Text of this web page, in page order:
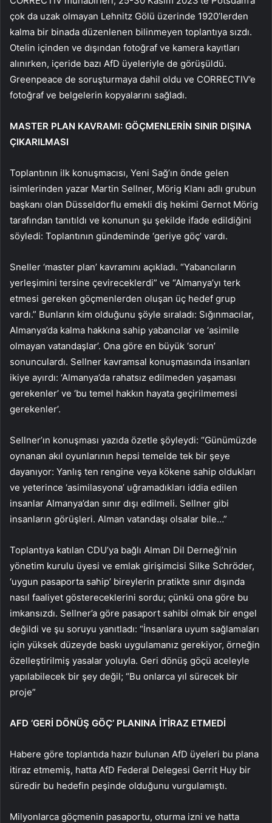
çok da uzak olmayan Lehnitz Gölü üzerinde 1920’lerden
kalma bir binada düzenlenen bilinmeyen toplantıya sızdı.
Otelin içinden ve dışından fotoğraf ve kamera kayıtları
alınırken, içeride bazı AfD üyeleriyle de görüşüldü.
Greenpeace de soruşturmaya dahil oldu ve CORRECTIV’e
fotoğraf ve belgelerin kopyalarını sağladı.
MASTER PLAN KAVRAMI: GÖÇMENLERİN SINIR DIŞINA
ÇIKARILMASI
Toplantının ilk konuşmacısı, Yeni Sağ’ın önde gelen
isimlerinden yazar Martin Sellner, Mörig Klanı adlı grubun
başkanı olan Düsseldorflu emekli diş hekimi Gernot Mörig
tarafından tanıtıldı ve konunun şu şekilde ifade edildiğini
söyledi: Toplantının gündeminde ‘geriye göç’ vardı.
Sneller ‘master plan’ kavramını açıkladı. “Yabancıların
yerleşimini tersine çevireceklerdi” ve “Almanya’yı terk
etmesi gereken göçmenlerden oluşan üç hedef grup
vardı.” Bunların kim olduğunu şöyle sıraladı: Sığınmacılar,
Almanya’da kalma hakkına sahip yabancılar ve ‘asimile
olmayan vatandaşlar’. Ona göre en büyük ‘sorun’
sonunculardı. Sellner kavramsal konuşmasında insanları
ikiye ayırdı: ‘Almanya’da rahatsız edilmeden yaşaması
gerekenler’ ve ‘bu temel hakkın hayata geçirilmemesi
gerekenler’.
Sellner’ın konuşması yazıda özetle şöyleydi: “Günümüzde
oynanan akıl oyunlarının hepsi temelde tek bir şeye
dayanıyor: Yanlış ten rengine veya kökene sahip oldukları
ve yeterince ‘asimilasyona’ uğramadıkları iddia edilen
insanlar Almanya’dan sınır dışı edilmeli. Sellner gibi
insanların görüşleri. Alman vatandaşı olsalar bile…”
Toplantıya katılan CDU’ya bağlı Alman Dil Derneği’nin
yönetim kurulu üyesi ve emlak girişimcisi Silke Schröder,
‘uygun pasaporta sahip’ bireylerin pratikte sınır dışında
nasıl faaliyet göstereceklerini sordu; çünkü ona göre bu
imkansızdı. Sellner’a göre pasaport sahibi olmak bir engel
değildi ve şu soruyu yanıtladı: “İnsanlara uyum sağlamaları
için yüksek düzeyde baskı uygulamanız gerekiyor, örneğin
özelleştirilmiş yasalar yoluyla. Geri dönüş göçü aceleyle
yapılabilecek bir şey değil; “Bu onlarca yıl sürecek bir
proje”
AFD ‘GERİ DÖNÜŞ GÖÇ’ PLANINA İTİRAZ ETMEDİ
Habere göre toplantıda hazır bulunan AfD üyeleri bu plana
itiraz etmemiş, hatta AfD Federal Delegesi Gerrit Huy bir
süredir bu hedefin peşinde olduğunu vurgulamıştı.
Milyonlarca göçmenin pasaportu, oturma izni ve hatta